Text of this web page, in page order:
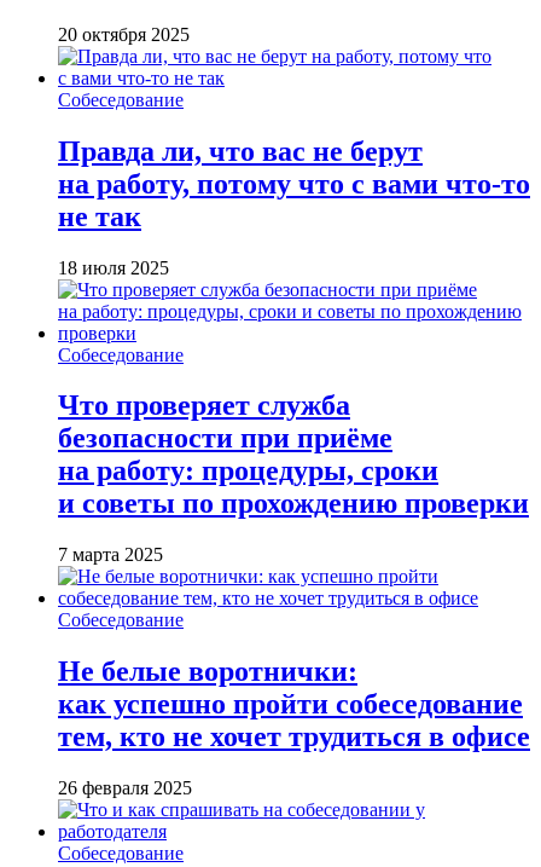
20 октября 2025
Собеседование
Правда ли, что вас не берут
на работу, потому что с вами что-то
не так
18 июля 2025
Собеседование
Что проверяет служба
безопасности при приёме
на работу: процедуры, сроки
и советы по прохождению проверки
7 марта 2025
Собеседование
Не белые воротнички:
как успешно пройти собеседование
тем, кто не хочет трудиться в офисе
26 февраля 2025
Собеседование